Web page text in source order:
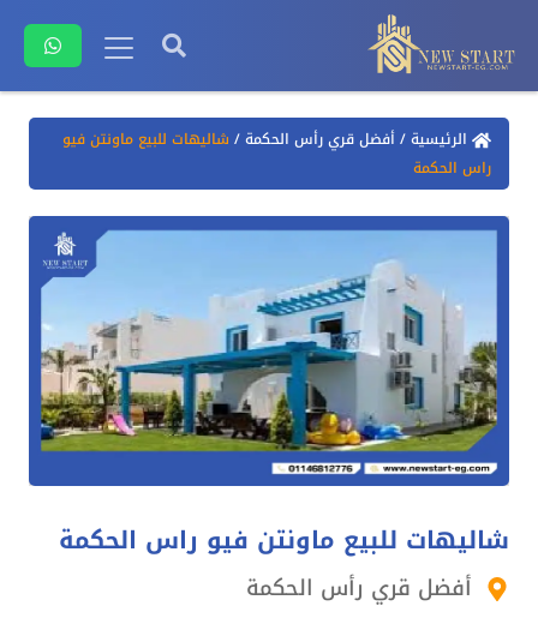
الرئيسية/أفضل قري رأس الحكمة/ شاليهات للبيع ماونتن فيو
راس الحكمة
شاليهات للبيع ماونتن فيو راس الحكمة
أفضل قري رأس الحكمة